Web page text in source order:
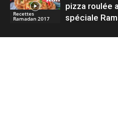
Recettes
Ramadan 2017
pizza roulée
spéciale